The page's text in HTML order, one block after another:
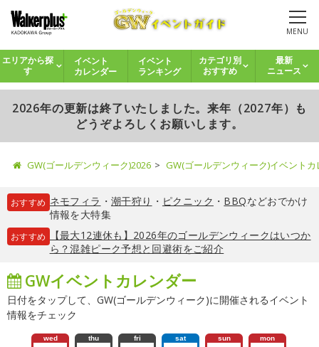
MENU
エリアから探
す
イベント
カレンダー
イベント
ランキング
カテゴリ別
おすすめ
最新
ニュース
2026年の更新は終了いたしました。来年（2027年）も
どうぞよろしくお願いします。
GW(ゴールデンウィーク)2026 GW(ゴールデンウィーク)イベント
おすすめ ネモフィラ ・ 潮干狩り ・ ピクニック ・ BBQなどおでかけ
情報を大特集
おすすめ
【最大12連休も】2026年のゴールデンウィークはいつか
ら？混雑ピーク予想と回避術をご紹介
GWイベントカレンダー
日付をタップして、GW(ゴールデンウィーク)に開催されるイベント
情報をチェック
wed thu fri sat sun mon